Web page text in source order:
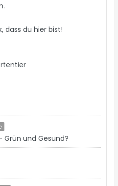
dass du hier bist!
und Gesund?